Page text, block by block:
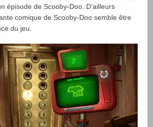
épisode de Scooby-Doo. D’ailleurs
comique de Scooby-Doo semble être
du jeu.